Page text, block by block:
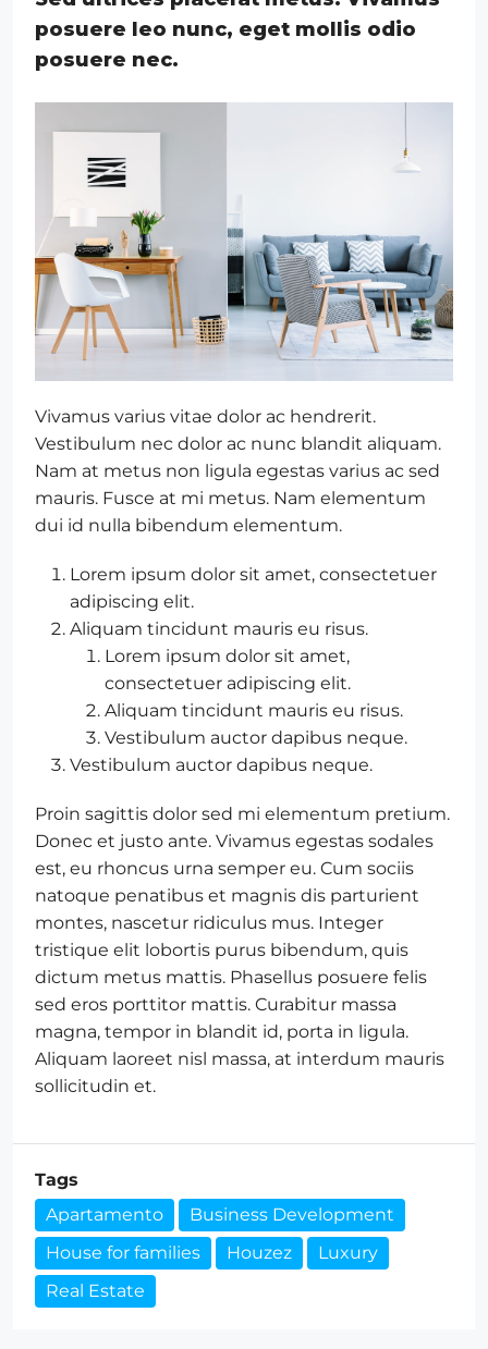
posuere leo nunc, eget mollis odio
posuere nec.
Vivamus varius vitae dolor ac hendrerit.
Vestibulum nec dolor ac nunc blandit aliquam.
Nam at metus non ligula egestas varius ac sed
mauris. Fusce at mi metus. Nam elementum
dui id nulla bibendum elementum.
Lorem ipsum dolor sit amet, consectetuer
adipiscing elit.
Aliquam tincidunt mauris eu risus.
Lorem ipsum dolor sit amet,
consectetuer adipiscing elit.
Aliquam tincidunt mauris eu risus.
Vestibulum auctor dapibus neque.
Vestibulum auctor dapibus neque.
Proin sagittis dolor sed mi elementum pretium.
Donec et justo ante. Vivamus egestas sodales
est, eu rhoncus urna semper eu. Cum sociis
natoque penatibus et magnis dis parturient
montes, nascetur ridiculus mus. Integer
tristique elit lobortis purus bibendum, quis
dictum metus mattis. Phasellus posuere felis
sed eros porttitor mattis. Curabitur massa
magna, tempor in blandit id, porta in ligula.
Aliquam laoreet nisl massa, at interdum mauris
sollicitudin et.
Tags
Apartamento
Business Development
House for families
Houzez
Luxury
Real Estate